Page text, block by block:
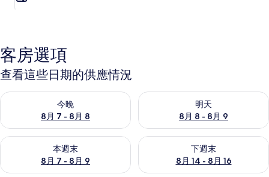
客房選項
查看這些日期的供應情況
今晚
8月 7 - 8月 8
查看今晚 (8月 7 - 8月 8) 的供應情況
明天
8月 8 - 8月 9
查看明天 (8月 8 - 8月 9) 的供
本週末
8月 7 - 8月 9
查看本週末 (8月 7 - 8月 9) 的供應情況
下週末
8月 14 - 8月 16
查看下週末 (8月 14 - 8月 16)